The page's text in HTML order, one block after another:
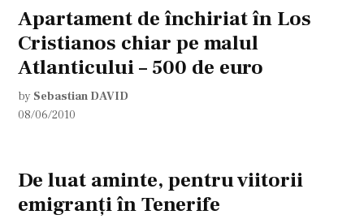
Apartament de închiriat în Los
Cristianos chiar pe malul
Atlanticului – 500 de euro
by Sebastian DAVID
08/06/2010
De luat aminte, pentru viitorii
emigranţi în Tenerife